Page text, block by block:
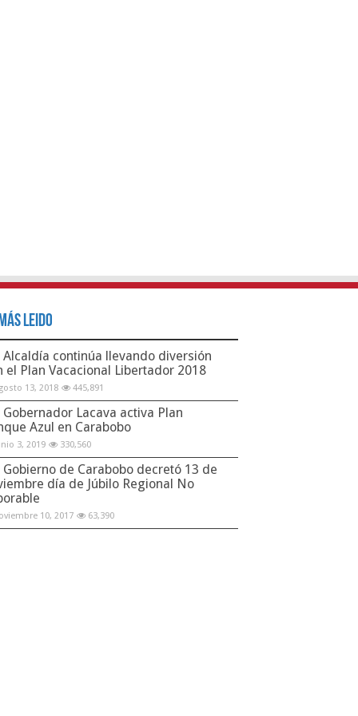
Leido
Alcaldía continúa llevando diversión
el Plan Vacacional Libertador 2018
13, 2018 445,891
Gobernador Lacava activa Plan
Azul en Carabobo
3, 2019 330,560
Gobierno de Carabobo decretó 13 de
día de Júbilo Regional No
10, 2017 63,390